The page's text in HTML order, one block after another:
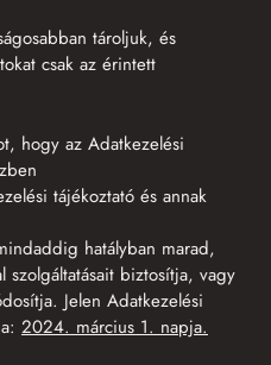
tároljuk, és
csak az érintett
hogy az Adatkezelési
tájékoztató és annak
hatályban marad,
biztosítja, vagy
Jelen Adatkezelési
2024. március 1. napja.